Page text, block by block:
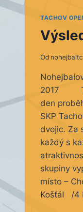
TACHOV
Od nohejbaltc
2017
den
SKP
dvojic. Za
každý s
skupiny
místo –
Košťál /4